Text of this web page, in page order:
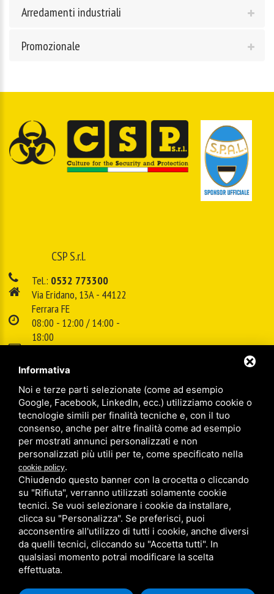
Arredamenti industriali
Promozionale
CSP S.r.l.
Tel.: 0532 773300
Via Eridano, 13A - 44122
Ferrara FE
08:00 - 12:00 / 14:00 -
18:00
info@cspsrl.biz
Sitemap / Privacy policy/Legal
Informativa
Noi e terze parti selezionate (come ad esempio
Google, Facebook, LinkedIn, ecc.) utilizziamo cookie o
tecnologie simili per finalità tecniche e, con il tuo
consenso, anche per altre finalità come ad esempio
per mostrati annunci personalizzati e non
personalizzati più utili per te, come specificato nella
cookie policy.
Chiudendo questo banner con la crocetta o cliccando
su "Rifiuta", verranno utilizzati solamente cookie
tecnici. Se vuoi selezionare i cookie da installare,
clicca su "Personalizza". Se preferisci, puoi
acconsentire all'utilizzo di tutti i cookie, anche diversi
da quelli tecnici, cliccando su "Accetta tutti". In
qualsiasi momento potrai modificare la scelta
effettuata.